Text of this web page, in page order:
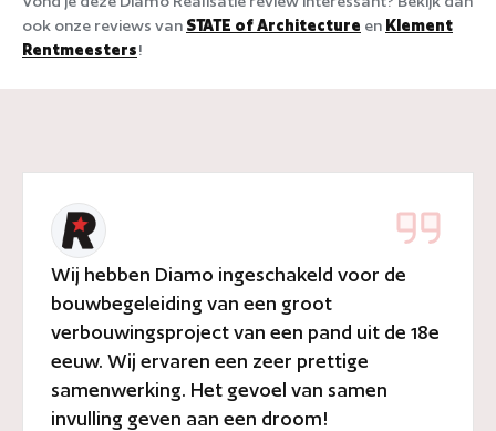
ook onze reviews van STATE of Architecture en Klement
Rentmeesters!
Wij hebben Diamo ingeschakeld voor de
bouwbegeleiding van een groot
verbouwingsproject van een pand uit de 18e
eeuw. Wij ervaren een zeer prettige
samenwerking. Het gevoel van samen
invulling geven aan een droom!